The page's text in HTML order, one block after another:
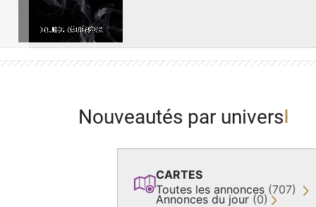
Nouveautés par univers
CARTES
Toutes les annonces (707)
Annonces du jour (0)